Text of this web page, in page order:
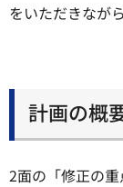
をいただきなが
計画の概
2面の「修正の